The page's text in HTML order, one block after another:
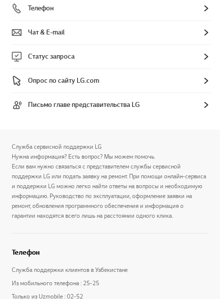
Телефон
Чат & E-mail
Статус запроса
Опрос по сайту LG.com
Письмо главе представительства LG
Служба сервисной поддержки LG
Нужна информация? Есть вопрос? Мы можем помочь.
Если вам нужно связаться с представителем службы сервисной
поддержки LG или подать заявку на ремонт. При помощи онлайн-сервиса
и поддержки LG можно легко найти ответы на вопросы и необходимую
информацию. Руководство по эксплуатации, оформление заявки на
ремонт, обновления программного обеспечения и информация о
гарантии находятся всего лишь на расстоянии одного клика.
Телефон
Служба поддержки клиентов в Узбекистане
Из мобильного телефона : 25-25
Только из Uzmobile : 02-52